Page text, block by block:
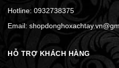
Hotline: 0932738375
Email:
HỖ TRỢ KHÁCH HÀNG